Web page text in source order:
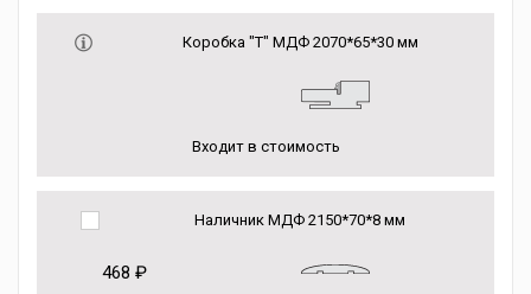
Коробка "Т" МДФ 2070*65*30 мм
Входит в стоимость
Наличник МДФ 2150*70*8 мм
468 ₽